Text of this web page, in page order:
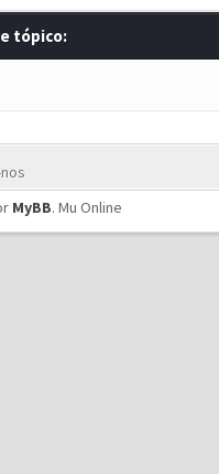
tópico:
MyBB. Mu Online